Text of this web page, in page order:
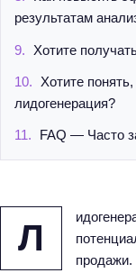
Л
результатам
Хотите
Хотите
лидогенерация?
FAQ — Часто